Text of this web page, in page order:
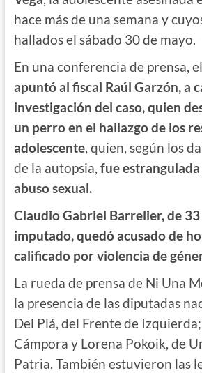
hace más de una semana y
hallados el sábado 30 de mayo.
En una conferencia de prensa,
apuntó al fiscal Raúl Garzón, a
investigación del caso, quien
un perro en el hallazgo de los
adolescente, quien, según los
de la autopsia, fue
abuso sexual.
Claudio Gabriel Barrelier, de
imputado, quedó acusado de
calificado por violencia de
La rueda de prensa de Ni Una
la presencia de las diputadas
Del Plá, del Frente de
Cámpora y Lorena Pokoik, de
Patria. También estuvieron las